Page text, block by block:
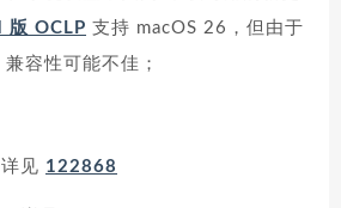
版 OCLP 支持 macOS 26，但由于
容性可能不佳；
见 122868